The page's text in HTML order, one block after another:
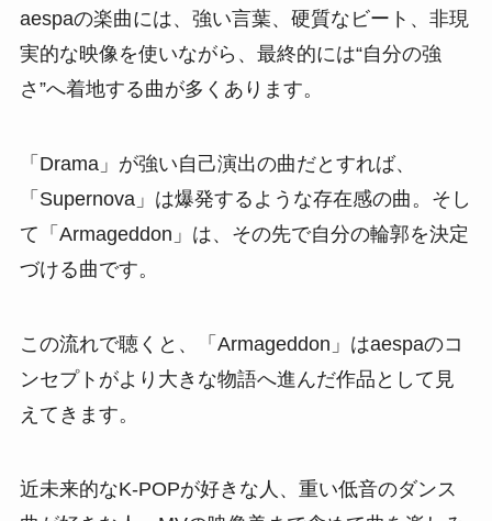
aespaの楽曲には、強い言葉、硬質なビート、非現
実的な映像を使いながら、最終的には“自分の強
さ”へ着地する曲が多くあります。
「Drama」が強い自己演出の曲だとすれば、
「Supernova」は爆発するような存在感の曲。そし
て「Armageddon」は、その先で自分の輪郭を決定
づける曲です。
この流れで聴くと、「Armageddon」はaespaのコ
ンセプトがより大きな物語へ進んだ作品として見
えてきます。
近未来的なK-POPが好きな人、重い低音のダンス